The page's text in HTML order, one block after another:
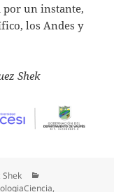
por un instante,
los Andes y
Shek
Shek
,